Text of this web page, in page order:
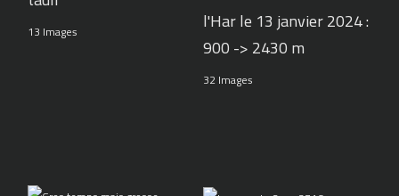
13 Images
l'Har le 13 janvier 2024 :
900 -> 2430 m
32 Images